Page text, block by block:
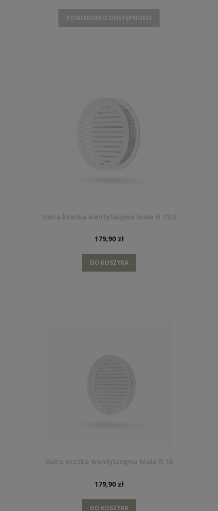
POWIADOM O DOSTĘPNOŚCI
Vaira kratka wentylacyjna biała fi 12,5
179,90 zł
DO KOSZYKA
Vaira kratka wentylacyjna biała fi 15
179,90 zł
DO KOSZYKA